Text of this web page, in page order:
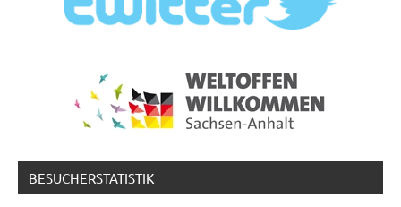
BESUCHERSTATISTIK